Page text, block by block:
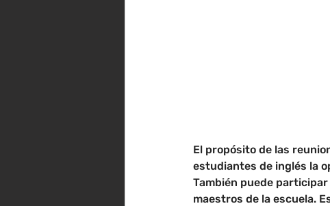
El propósito de las
estudiantes de inglés la
También puede
maestros de la escuela.